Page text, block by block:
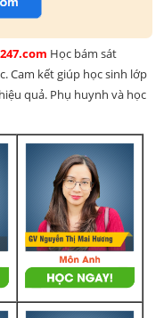
Học bám sát
Cam kết giúp học sinh lớp
quả. Phụ huynh và học